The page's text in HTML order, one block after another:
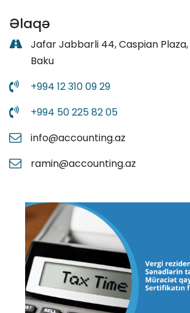
Əlaqə
Jafar Jabbarli 44, Caspian
Baku
+994 12 310 09 29
+994 50 225 82 05
info@accounting.az
ramin@accounting.az